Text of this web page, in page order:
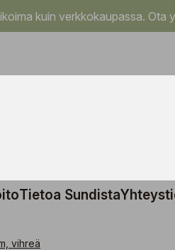
kuin verkkokaupassa. Ota
Tietoa Sundista
vihreä